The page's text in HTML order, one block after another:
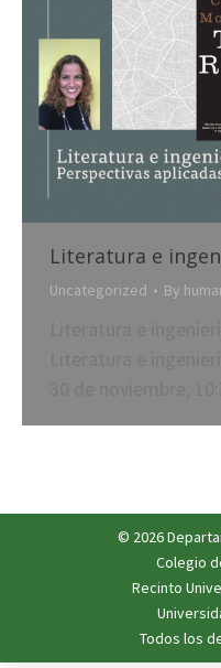
Literatura e
Uncategorized By
© 2026
Colegio
Recinto
Todos los